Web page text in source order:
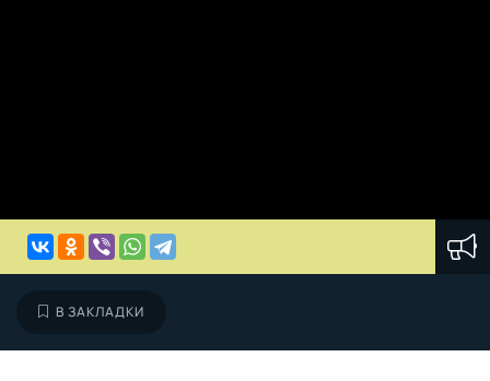
В ЗАКЛАДКИ